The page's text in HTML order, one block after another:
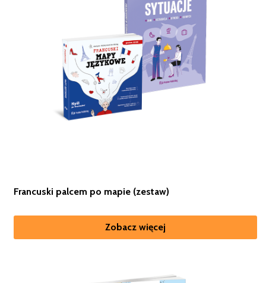
Francuski palcem po mapie (zestaw)
Zobacz więcej